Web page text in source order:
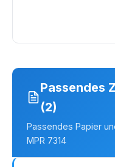
Passendes
(2)
Passendes Papier
MPR 7314